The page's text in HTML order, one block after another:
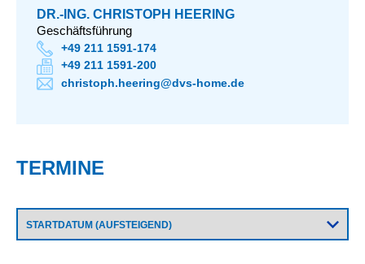
DR.-ING. CHRISTOPH HEERING
Geschäftsführung
+49 211 1591-174
+49 211 1591-200
christoph.heering@dvs-home.de
TERMINE